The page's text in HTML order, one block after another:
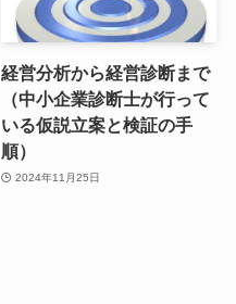
経営分析から経営診断まで
（中小企業診断士が行って
いる仮説立案と検証の手
順）
2024年11月25日